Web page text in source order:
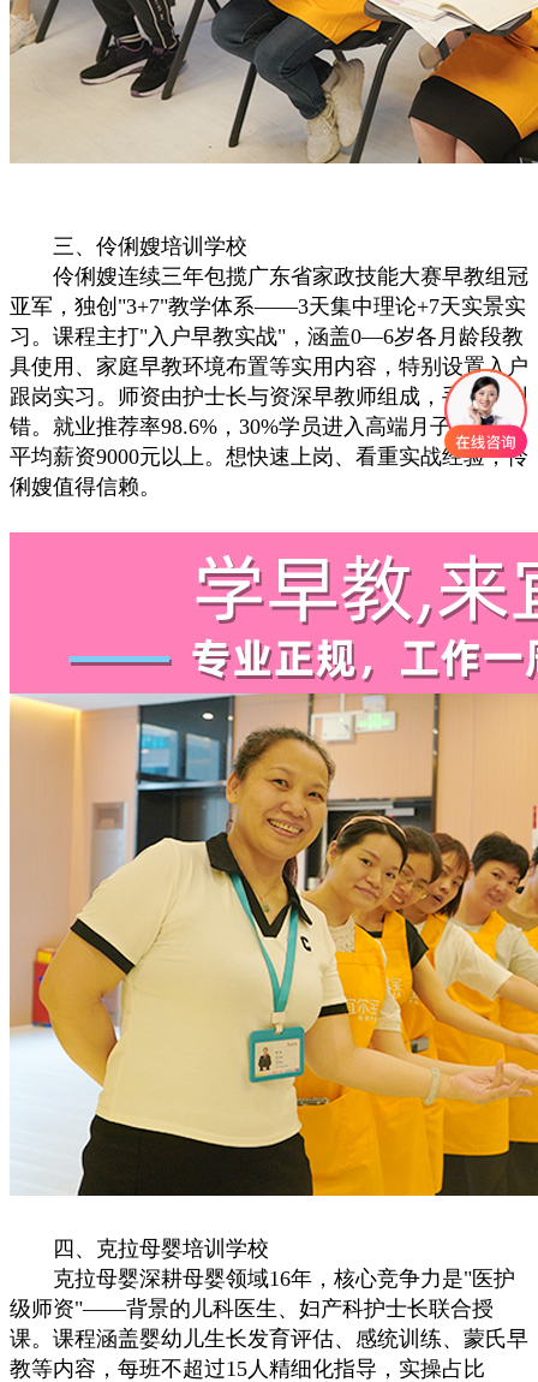
三、伶俐嫂培训学校
伶俐嫂连续三年包揽广东省家政技能大赛早教组冠
亚军，独创"3+7"教学体系——3天集中理论+7天实景实
习。课程主打"入户早教实战"，涵盖0—6岁各月龄段教
具使用、家庭早教环境布置等实用内容，特别设置入户
跟岗实习。师资由护士长与资深早教师组成，手把手纠
错。就业推荐率98.6%，30%学员进入高端月子会所，
平均薪资9000元以上。想快速上岗、看重实战经验，伶
俐嫂值得信赖。
四、克拉母婴培训学校
克拉母婴深耕母婴领域16年，核心竞争力是"医护
级师资"——背景的儿科医生、妇产科护士长联合授
课。课程涵盖婴幼儿生长发育评估、感统训练、蒙氏早
教等内容，每班不超过15人精细化指导，实操占比